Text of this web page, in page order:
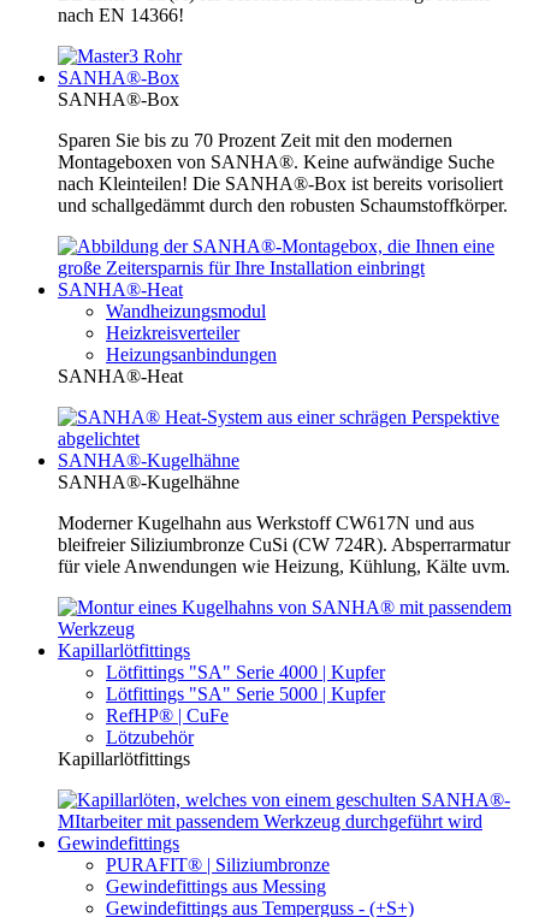
nach EN 14366!
SANHA®-Box
SANHA®-Box
Sparen Sie bis zu 70 Prozent Zeit mit den modernen
Montageboxen von SANHA®. Keine aufwändige Suche
nach Kleinteilen! Die SANHA®-Box ist bereits vorisoliert
und schallgedämmt durch den robusten Schaumstoffkörper.
SANHA®-Heat
Wandheizungsmodul
Heizkreisverteiler
Heizungsanbindungen
SANHA®-Heat
SANHA®-Kugelhähne
SANHA®-Kugelhähne
Moderner Kugelhahn aus Werkstoff CW617N und aus
bleifreier Siliziumbronze CuSi (CW 724R). Absperrarmatur
für viele Anwendungen wie Heizung, Kühlung, Kälte uvm.
Kapillarlötfittings
Lötfittings "SA" Serie 4000 | Kupfer
Lötfittings "SA" Serie 5000 | Kupfer
RefHP® | CuFe
Lötzubehör
Kapillarlötfittings
Gewindefittings
PURAFIT® | Siliziumbronze
Gewindefittings aus Messing
Gewindefittings aus Temperguss - (+S+)